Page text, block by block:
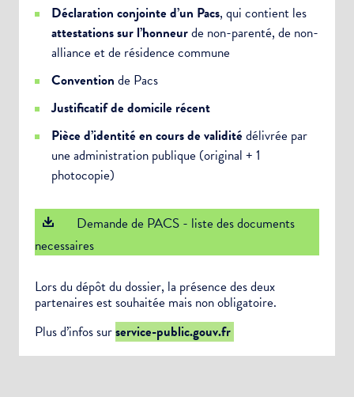
Déclaration conjointe d’un Pacs, qui contient les
attestations sur l’honneurde non-parenté, de non-
alliance et de résidence commune
Convention de Pacs
Justificatif de domicile récent
Pièce d’identité en cours de validitédélivrée par
une administration publique (original + 1
photocopie)
Demande de PACS - liste des documents
necessaires
Lors du dépôt du dossier, la présence des deux
partenaires est souhaitée mais non obligatoire.
Plus d’infos surservice-public.gouv.fr